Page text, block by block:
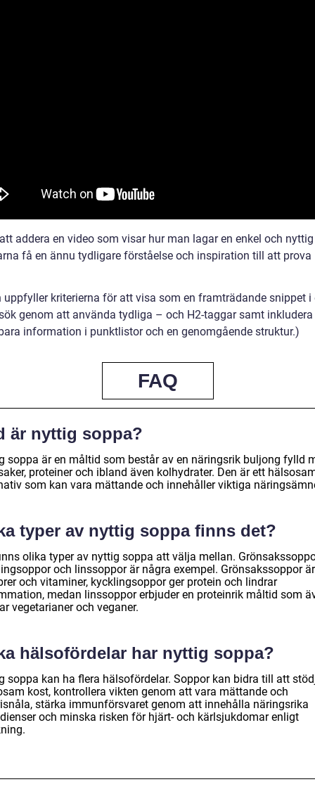
addera en video som visar hur man lagar en enkel och
få en ännu tydligare förståelse och inspiration till att prova
uppfyller kriterierna för att visa som en framträdande snippet i
genom att använda tydliga – och H2-taggar samt inkludera
information i punktlistor och en genomgående struktur.)
FAQ
är nyttig soppa?
soppa är en måltid som består av en näringsrik buljong fylld
proteiner och ibland även kolhydrater. Den är ett
som kan vara mättande och innehåller viktiga
typer av nyttig soppa finns det?
olika typer av nyttig soppa att välja mellan.
och linssoppor är några exempel. Grönsakssoppor
och vitaminer, kycklingsoppor ger protein och lindrar
medan linssoppor erbjuder en proteinrik måltid som
vegetarianer och veganer.
hälsofördelar har nyttig soppa?
soppa kan ha flera hälsofördelar. Soppor kan bidra till att
kost, kontrollera vikten genom att vara mättande och
stärka immunförsvaret genom att innehålla näringsrika
och minska risken för hjärt- och kärlsjukdomar enligt